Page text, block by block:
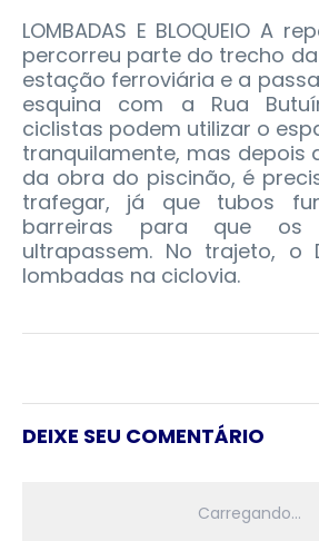
LOMBADAS E BLOQUEIO A
percorreu parte do trecho
estação ferroviária e a
esquina com a Rua
ciclistas podem utilizar o
tranquilamente, mas depois
da obra do piscinão, é
trafegar, já que tubos
barreiras para que os
ultrapassem. No trajeto, o
lombadas na ciclovia.
DEIXE SEU COMENTÁRIO